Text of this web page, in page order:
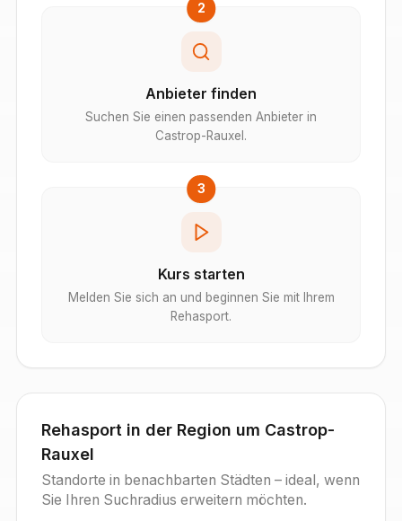
2
Anbieter finden
Suchen Sie einen passenden Anbieter in
Castrop-Rauxel.
3
Kurs starten
Melden Sie sich an und beginnen Sie mit Ihrem
Rehasport.
Rehasport in der Region um Castrop-
Rauxel
Standorte in benachbarten Städten – ideal, wenn
Sie Ihren Suchradius erweitern möchten.